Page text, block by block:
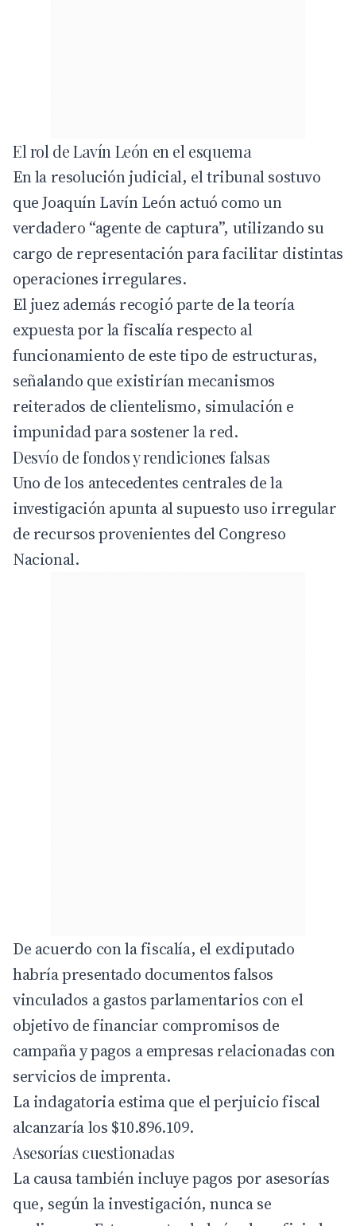
El rol de Lavín León en el esquema
En la resolución judicial, el tribunal sostuvo
que Joaquín Lavín León actuó como un
verdadero “agente de captura”, utilizando su
cargo de representación para facilitar distintas
operaciones irregulares.
El juez además recogió parte de la teoría
expuesta por la fiscalía respecto al
funcionamiento de este tipo de estructuras,
señalando que existirían mecanismos
reiterados de clientelismo, simulación e
impunidad para sostener la red.
Desvío de fondos y rendiciones falsas
Uno de los antecedentes centrales de la
investigación apunta al supuesto uso irregular
de recursos provenientes del Congreso
Nacional.
De acuerdo con la fiscalía, el exdiputado
habría presentado documentos falsos
vinculados a gastos parlamentarios con el
objetivo de financiar compromisos de
campaña y pagos a empresas relacionadas con
servicios de imprenta.
La indagatoria estima que el perjuicio fiscal
alcanzaría los $10.896.109.
Asesorías cuestionadas
La causa también incluye pagos por asesorías
que, según la investigación, nunca se